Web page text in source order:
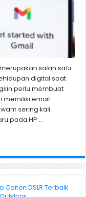
salah satu
digital saat
perlu membuat
memiliki email
sering kali
pada HP …
DSLR Terbaik